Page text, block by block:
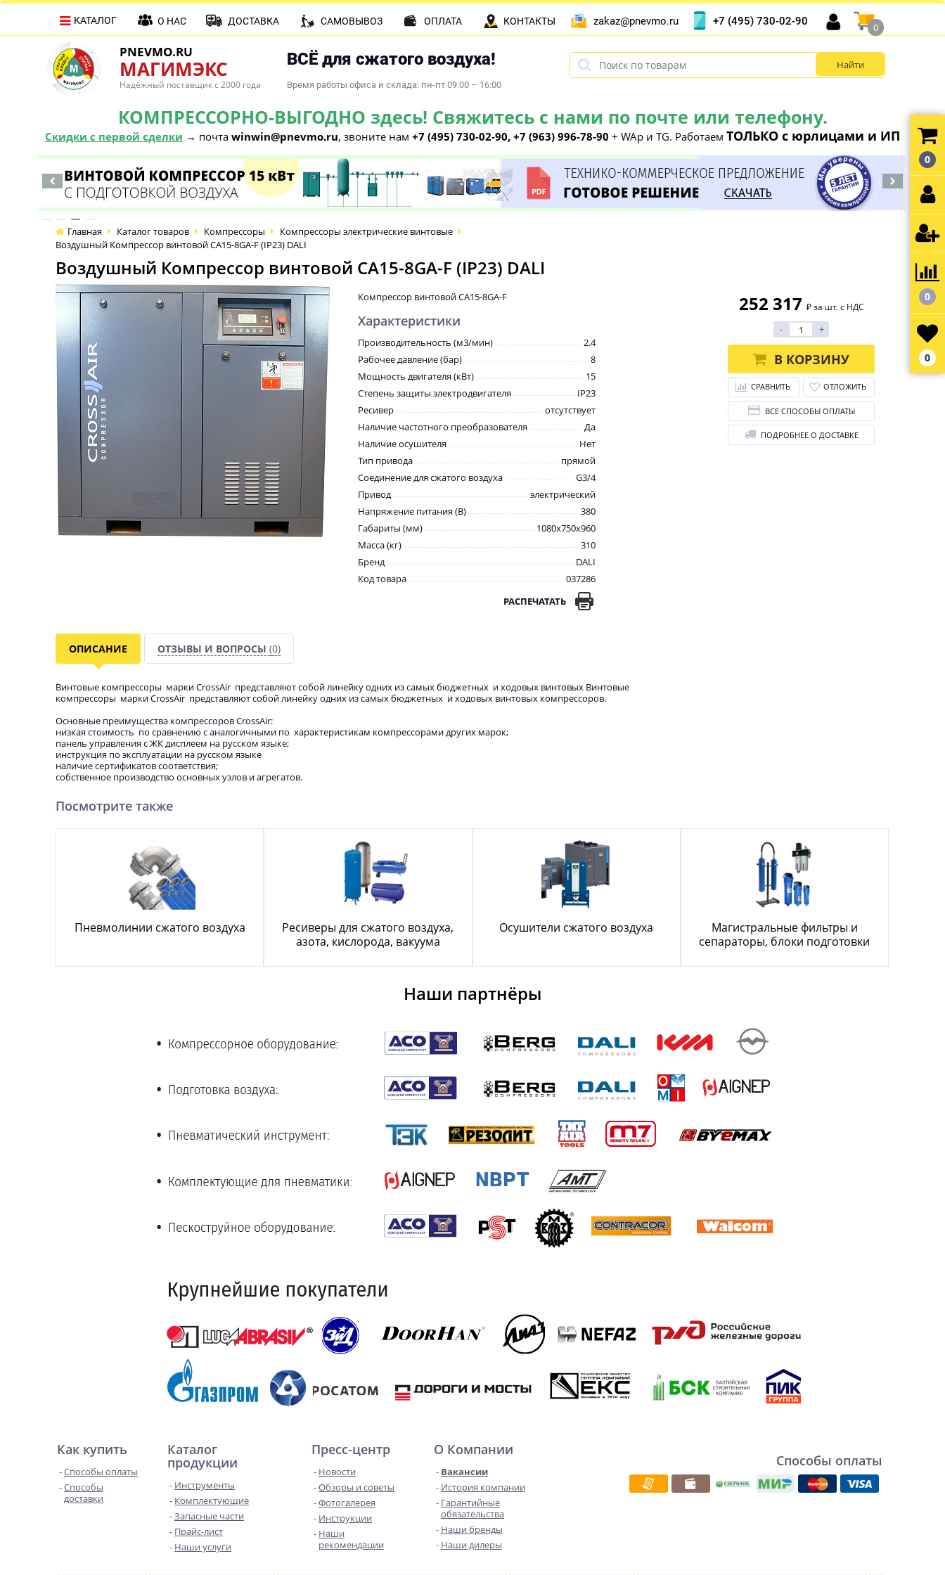
PNEVMO.RU
МАГИМЭКС
Надёжный поставщик с 2000 года
ВСЁ для сжатого воздуха!
Время работы офиса и склада: пн-пт 09:00 – 16:00
КОМПРЕССОРНО-ВЫГОДНО здесь! Свяжитесь с нами по почте или телефону.
Скидки с первой сделки → почта winwin@pnevmo.ru, звоните нам +7 (495) 730-02-90, +7 (963) 996-78-90 + WAp и TG. Работаем ТОЛЬКО с юрлицами и ИП
КАТАЛОГ О НАС ДОСТАВКА САМОВЫВОЗ ОПЛАТА КОНТАКТЫ zakaz@pnevmo.ru +7 (495) 730-02-90
0
Главная Каталог товаров Компрессоры
Компрессоры электрические винтовые
Воздушный Компрессор винтовой CA15-8GA-F (IP23) DALI
Воздушный Компрессор винтовой CA15-8GA-F (IP23) DALI
Компрессор винтовой CA15-8GA-F
Характеристики
Производительность (м3/мин)
2.4
Рабочее давление (бар)
8
Мощность двигателя (кВт)
15
Степень защиты электродвигателя
IP23
Ресивер
отсутствует
Наличие частотного преобразователя
Да
Наличие осушителя
Нет
Тип привода
прямой
Соединение для сжатого воздуха
G3/4
Привод
электрический
Напряжение питания (В)
380
Габариты (мм)
1080x750x960
Масса (кг)
310
Бренд
DALI
Код товара
037286
РАСПЕЧАТАТЬ
252 317 ₽ за шт. с НДС
- +
В КОРЗИНУ
СРАВНИТЬ ОТЛОЖИТЬ
ВСЕ СПОСОБЫ ОПЛАТЫ
ПОДРОБНЕЕ О ДОСТАВКЕ
ОПИСАНИЕ ОТЗЫВЫ И ВОПРОСЫ (0)
Винтовые компрессоры марки CrossAir представляют собой линейку одних из самых бюджетных и ходовых винтовых Винтовые
компрессоры марки CrossAir представляют собой линейку одних из самых бюджетных и ходовых винтовых компрессоров.
Основные преимущества компрессоров CrossAir:
низкая стоимость по сравнению с аналогичными по характеристикам компрессорами других марок;
панель управления с ЖК дисплеем на русском языке;
инструкция по эксплуатации на русском языке
наличие сертификатов соответствия;
собственное производство основных узлов и агрегатов.
Посмотрите также
Пневмолинии сжатого воздуха
Ресиверы для сжатого воздуха,
азота, кислорода, вакуума
Осушители сжатого воздуха
Магистральные фильтры и
сепараторы, блоки подготовки
Наши партнёры
Как купить
Способы оплаты
Способы
доставки
Каталог
продукции
Инструменты
Комплектующие
Запасные части
Прайс-лист
Наши услуги
Пресс-центр
Новости
Обзоры и советы
Фотогалерея
Инструкции
Наши
рекомендации
О Компании
Вакансии
История компании
Гарантийные
обязательства
Наши бренды
Наши дилеры
Способы оплаты
0
0
0